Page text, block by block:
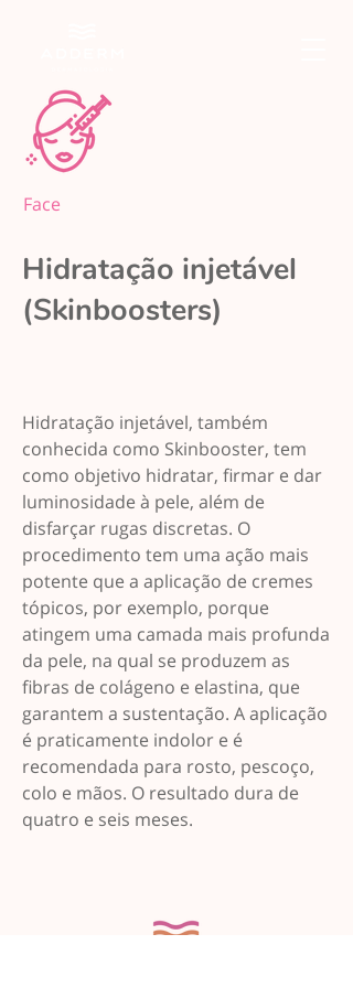
Face
Hidratação injetável
(Skinboosters)
Hidratação injetável, também
conhecida como Skinbooster, tem
como objetivo hidratar, firmar e dar
luminosidade à pele, além de
disfarçar rugas discretas. O
procedimento tem uma ação mais
potente que a aplicação de cremes
tópicos, por exemplo, porque
atingem uma camada mais profunda
da pele, na qual se produzem as
fibras de colágeno e elastina, que
garantem a sustentação. A aplicação
é praticamente indolor e é
recomendada para rosto, pescoço,
colo e mãos. O resultado dura de
quatro e seis meses.